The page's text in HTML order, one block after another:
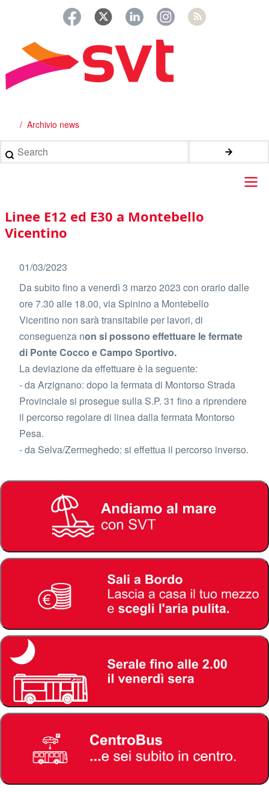
principale
Briciole
di
pane
Archivio news
Search
Main
navigation
Linee E12 ed E30 a Montebello
Vicentino
01/03/2023
Da subito fino a venerdì 3 marzo 2023 con orario dalle
ore 7.30 alle 18.00, via Spinino a Montebello
Vicentino non sarà transitabile per lavori, di
conseguenza non si possono effettuare le fermate
di Ponte Cocco e Campo Sportivo.
La deviazione da effettuare è la seguente:
- da Arzignano: dopo la fermata di Montorso Strada
Provinciale si prosegue sulla S.P. 31 fino a riprendere
il percorso regolare di linea dalla fermata Montorso
Pesa.
- da Selva/Zermeghedo: si effettua il percorso inverso.